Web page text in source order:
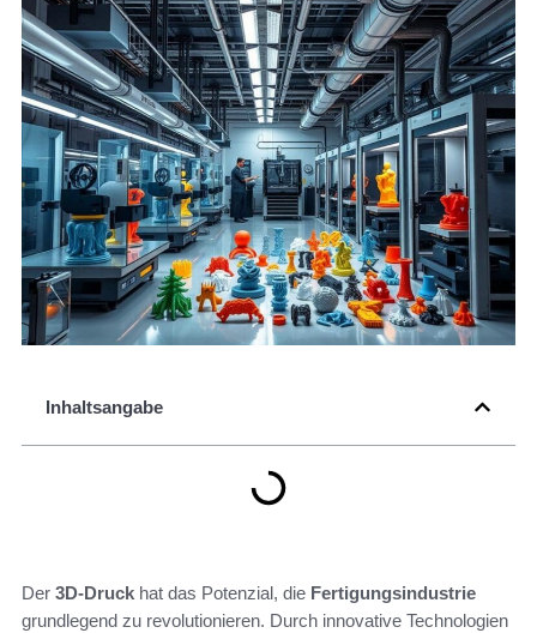
Inhaltsangabe
Der 3D-Druck hat das Potenzial, die Fertigungsindustrie
grundlegend zu revolutionieren. Durch innovative Technologien